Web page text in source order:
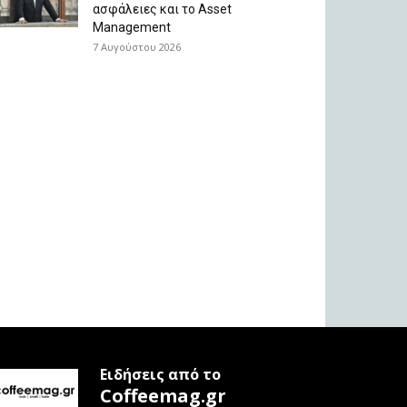
ασφάλειες και το Asset
Management
7 Αυγούστου 2026
Ειδήσεις από το
Coffeemag.gr